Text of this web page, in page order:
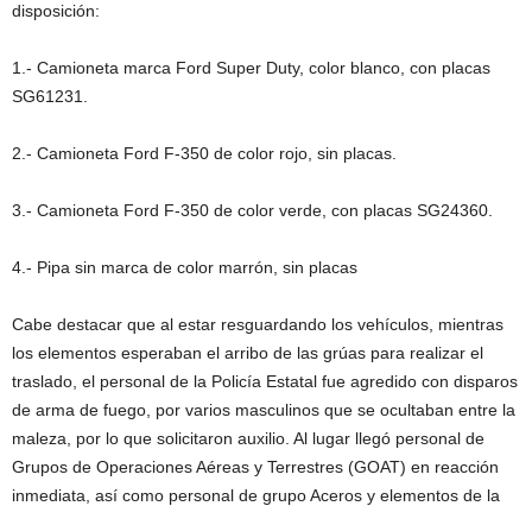
disposición:
1.- Camioneta marca Ford Super Duty, color blanco, con placas
SG61231.
2.- Camioneta Ford F-350 de color rojo, sin placas.
3.- Camioneta Ford F-350 de color verde, con placas SG24360.
4.- Pipa sin marca de color marrón, sin placas
Cabe destacar que al estar resguardando los vehículos, mientras
los elementos esperaban el arribo de las grúas para realizar el
traslado, el personal de la Policía Estatal fue agredido con disparos
de arma de fuego, por varios masculinos que se ocultaban entre la
maleza, por lo que solicitaron auxilio. Al lugar llegó personal de
Grupos de Operaciones Aéreas y Terrestres (GOAT) en reacción
inmediata, así como personal de grupo Aceros y elementos de la